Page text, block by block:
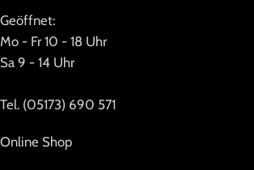
Geöffnet:
Mo - Fr 10 - 18 Uhr
Sa 9 - 14 Uhr
Tel. (05173) 690 571
Online Shop